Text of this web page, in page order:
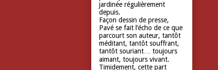
jardinée régulièrement
depuis.
Façon dessin de presse,
Pavé se fait l’écho de ce que
parcourt son auteur, tantôt
méditant, tantôt souffrant,
tantôt souriant… toujours
aimant, toujours vivant.
Timidement, cette part